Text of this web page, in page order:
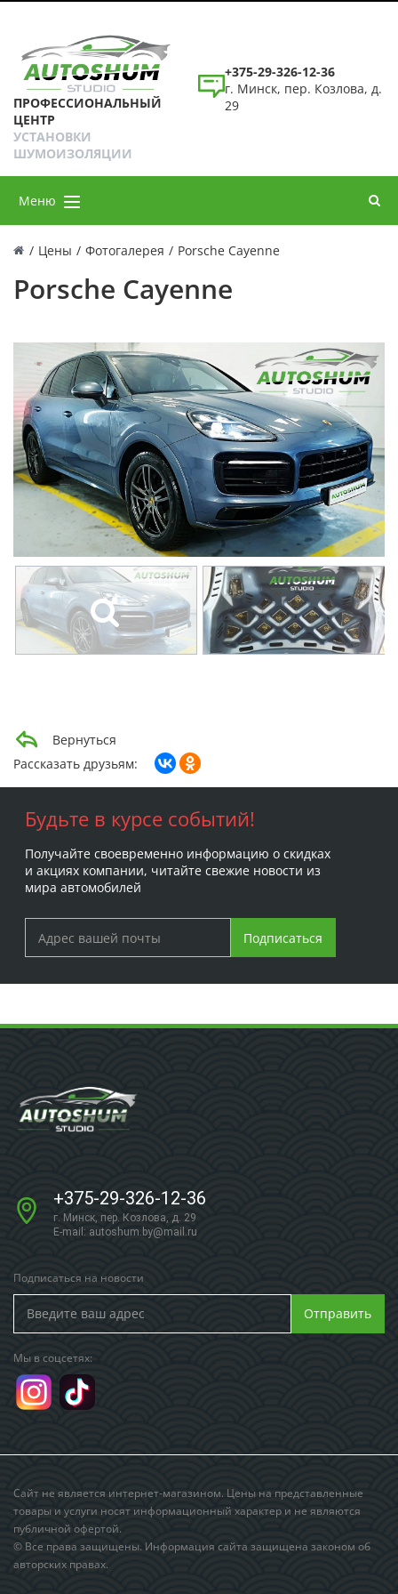
ПРОФЕССИОНАЛЬНЫЙ
ЦЕНТР
УСТАНОВКИ
ШУМОИЗОЛЯЦИИ
+375-29-326-12-36
г. Минск, пер. Козлова, д.
29
Меню
/ Цены / Фотогалерея / Porsche Cayenne
Porsche Cayenne
Вернуться
Рассказать друзьям:
Будьте в курсе событий!
Получайте своевременно информацию о скидках
и акциях компании, читайте свежие новости из
мира автомобилей
Подписаться
+375-29-326-12-36
г. Минск, пер. Козлова, д. 29
E-mail: autoshum.by@mail.ru
Подписаться на новости
Отправить
Мы в соцсетях:
Сайт не является интернет-магазином. Цены на представленные
товары и услуги носят информационный характер и не являются
публичной офертой.
© Все права защищены. Информация сайта защищена законом об
авторских правах.